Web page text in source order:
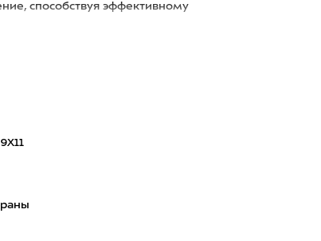
способствуя эффективному